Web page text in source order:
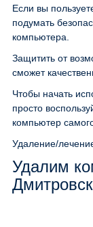
Если вы
подумать
компьютера.
Защитить от
сможет
Чтобы начать
просто
компьютер
Удаление/
Удалим